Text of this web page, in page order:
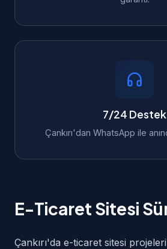
7/24 Destek
Çankırı'dan WhatsApp ile
E-Ticaret Sitesi
Çankırı'da e-ticaret sitesi